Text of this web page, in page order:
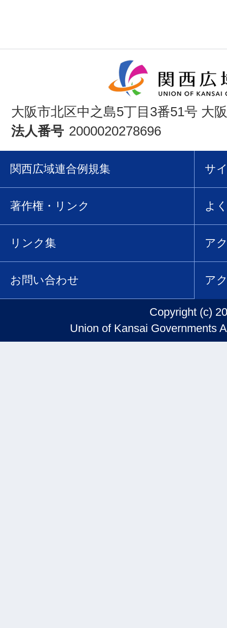
大阪市北区中之島5丁目3番51号 大
法人番号 2000020278696
関西広域連合例規集 サ
著作権・リンク よ
リンク集 ア
お問い合わせ ア
Copyright (c)
Union of Kansai Governments